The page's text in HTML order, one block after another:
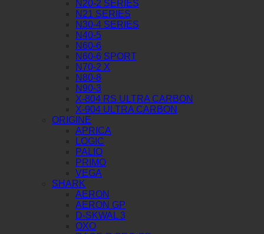
N20-2 SERIES
N21 SERIES
N30-4 SERIES
N40-5
N60-6
N60-6 SPORT
N70-2 X
N80-8
N90-3
X-804 RS ULTRA CARBON
X-904 ULTRA CARBON
ORIGINE
APRICA
LOGIC
PALIO
PRIMO
VEGA
SHARK
AERON
AERON GP
D-SKWAL 3
OXO